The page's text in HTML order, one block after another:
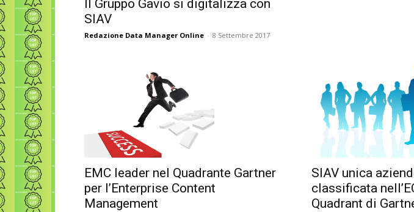
Il Gruppo Gavio si digitalizza con
SIAV
Redazione Data Manager Online - 8 Settembre 2017
EMC leader nel Quadrante Gartner
per l’Enterprise Content
Management
SIAV unica
classificata
Quadrant di